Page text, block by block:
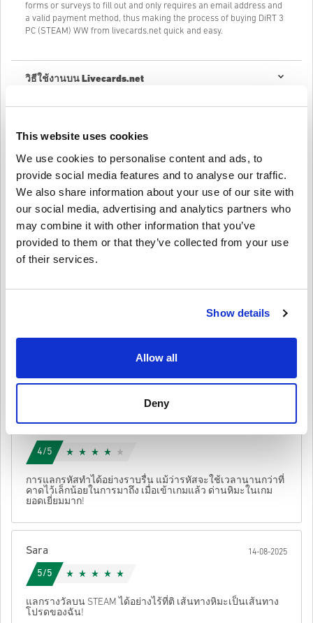
This website uses cookies
We use cookies to personalise content and ads, to
provide social media features and to analyse our traffic.
We also share information about your use of our site with
our social media, advertising and analytics partners who
may combine it with other information that you’ve
provided to them or that they’ve collected from your use
of their services.
Show details
Allow all
Deny
forms or surveys to fill out and only requires an email address and
a valid payment method, thus making the process of buying DiRT 3
PC (STEAM) WW from livecards.net quick and easy.
วิธีใช้งานบน Livecards.net
• เลือกวิธีชำระเงินที่ต้องการ
หลังจากนั้น คุณจะได้รับอีเมลพร้อมลิงก์ที่ปลอดภัยเพื่อเข้าถึงโค้ด
ของคุณ
คำปฏิเสธ
ระบุไว้ในขณะที่สินค้าในสต็อกจะถูกจัดส่งทันทีเพื่อรอการ
ตรวจสอบความปลอดภัย.
การซื้อที่ถือเป็นการใช้งานเชิงพาณิชย์จะไม่ได้รับการ
ยอมรับ.
คุณกำลังซื้อผลิตภัณฑ์ดิจิทัลเท่านั้น.
สำหรับข้อมูลเพิ่มเติมโปรดดู คำถามที่
พบบ่อยของเรา.
หากคุณประสบปัญหาในการสั่งซื้อโปรดแจ้งให้เราทราบ
สำหรับบางผลิตภัณฑ์ คุณอาจจะได้รับรหัสมากกว่าหนึ่งรหัส
ให้คะแนนเป็นดาว:
Finn 23-08-2025
5/5
ชอบมาก! แทร็กยอดเยี่ยม กราฟิกยังดูดีอยู่ การแลกรหัสบน
20-08-2025
5/5
การติดตั้งเป็นไปอย่างราบรื่น
4/5
การแลกรหัสทำได้อย่างราบรื่น แม้ว่ารหัสจะใช้เวลานานกว่าที่
คาดไว้เล็กน้อยในการมาถึง เมื่อเข้าเกมแล้ว ด่านหิมะในเกม
ยอดเยี่ยมมาก!
Sara 14-08-2025
5/5
แลกรางวัลบน STEAM ได้อย่างไร้ที่ติ เส้นทางหิมะเป็นเส้นทาง
โปรดของฉัน!